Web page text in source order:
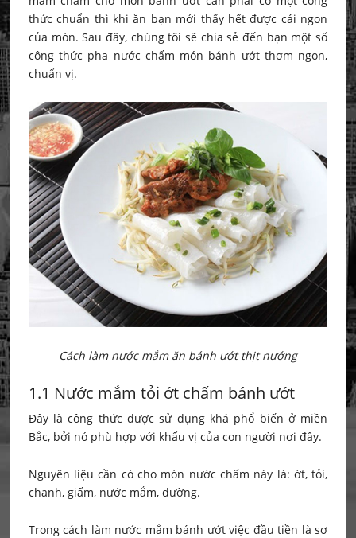
thức chuẩn thì khi ăn bạn mới thấy hết được cái ngon
của món. Sau đây, chúng tôi sẽ chia sẻ đến bạn một số
công thức pha nước chấm món bánh ướt thơm ngon,
chuẩn vị.
Cách làm nước mắm ăn bánh ướt thịt nướng
1.1 Nước mắm tỏi ớt chấm bánh ướt
Đây là công thức được sử dụng khá phổ biến ở miền
Bắc, bởi nó phù hợp với khẩu vị của con người nơi đây.
Nguyên liệu cần có cho món nước chấm này là: ớt, tỏi,
chanh, giấm, nước mắm, đường.
Trong cách làm nước mắm bánh ướt việc đầu tiền là sơ